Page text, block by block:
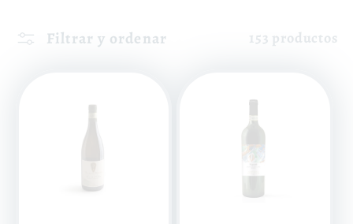
e
Filtrar y ordenar 153 productos